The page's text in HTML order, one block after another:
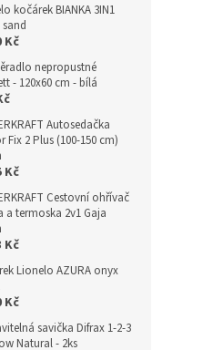
kočárek BIANKA 3IN1
sand
Kč
nepropustné
- 120x60 cm - bílá
Autosedačka
Fix 2 Plus (100-150 cm)
Kč
Cestovní ohřívač
a termoska 2v1 Gaja
Kč
Lionelo AZURA onyx
Kč
savička Difrax 1-2-3
Natural - 2ks